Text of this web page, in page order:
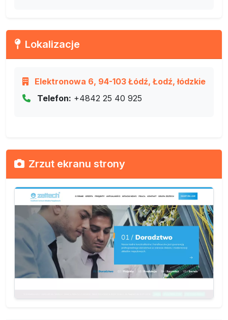
Lokalizacje
Elektronowa 6, 94-103 Łódź, Łodź, łódzkie
Telefon: +4842 25 40 925
Zrzut ekranu strony